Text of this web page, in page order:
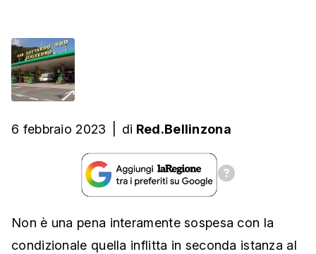
6 febbraio 2023 di Red.Bellinzona
Non è una pena interamente sospesa con la
condizionale quella inflitta in seconda istanza al